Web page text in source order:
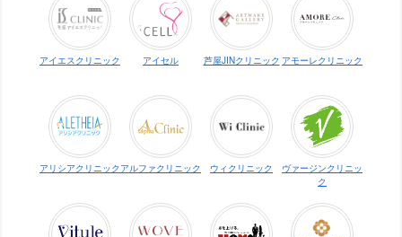
アイエスクリニック アイセル 芦屋JINクリニック アモーレクリニック
アリシアクリニック アルファクリニック ウィクリニック
ヴァージンクリニッ
ク